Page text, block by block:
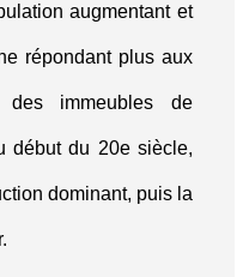
augmentant et
répondant plus aux
des immeubles de
début du 20e siècle,
dominant, puis la